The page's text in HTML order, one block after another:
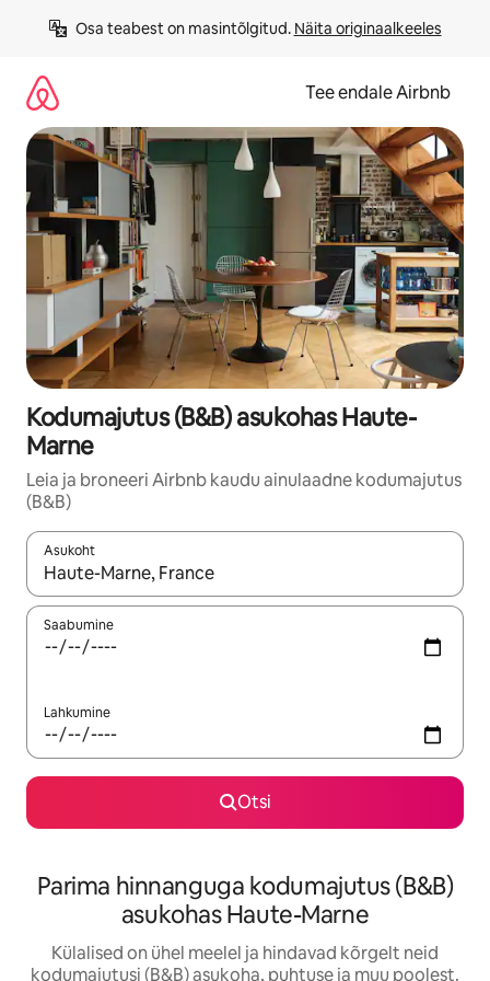
Osa teabest on masintõlgitud. Näita originaalkeeles
Tee endale Airbnb
Kodumajutus (B&B) asukohas Haute-
Marne
Leia ja broneeri Airbnb kaudu ainulaadne kodumajutus
(B&B)
Asukoht
Kui tulemused on kuvatud, liigu ekraanil nooleklahvidega või
Saabumine
Lahkumine
Otsi
Parima hinnanguga kodumajutus (B&B)
asukohas Haute-Marne
Külalised on ühel meelel ja hindavad kõrgelt neid
kodumajutusi (B&B) asukoha, puhtuse ja muu poolest.